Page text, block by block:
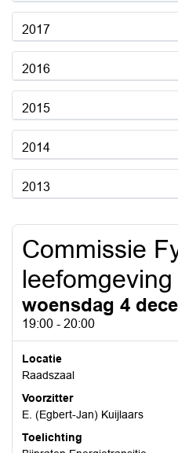
2017
2016
2015
2014
2013
Commissie
leefomgeving
woensdag 4
19:00 - 20:00
Locatie
Raadszaal
Voorzitter
E. (Egbert-Jan) Kuijlaars
Toelichting